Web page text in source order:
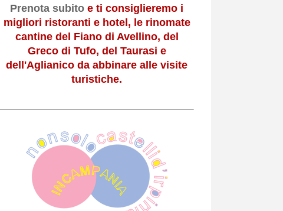
Prenota subito e ti consiglieremo i
migliori ristoranti e hotel, le rinomate
cantine del Fiano di Avellino, del
Greco di Tufo, del Taurasi e
dell'Aglianico da abbinare alle visite
turistiche.